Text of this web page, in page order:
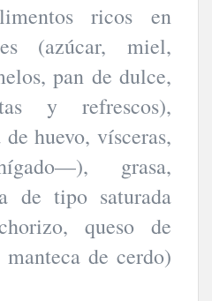
ricos en
(azúcar, miel,
pan de dulce,
y refrescos),
huevo, vísceras,
grasa,
de tipo saturada
queso de
de cerdo)